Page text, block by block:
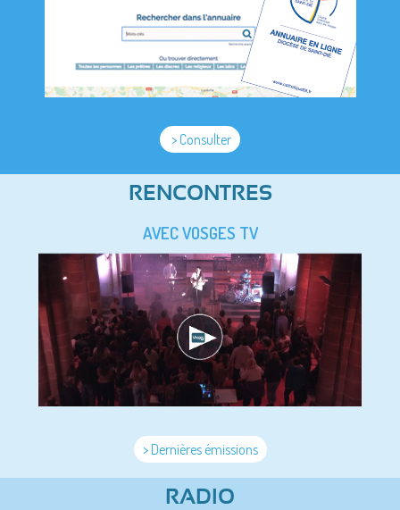
> Consulter
RENCONTRES
AVEC VOSGES TV
> Dernières émissions
RADIO